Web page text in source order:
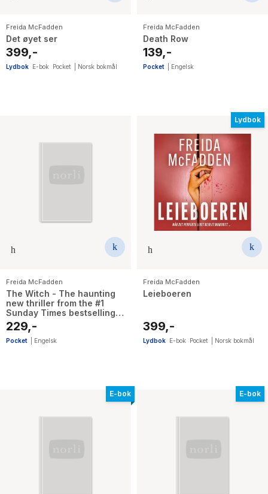
Freida McFadden
Det øyet ser
399,-
Lydbok E-bok Pocket Norsk bokmål
Freida McFadden
Death Row
139,-
Pocket Engelsk
Freida McFadden
The Witch - The haunting
new thriller from the #1
Sunday Times bestselling
author
229,-
Pocket Engelsk
Lydbok
Freida McFadden
Leieboeren
399,-
Lydbok E-bok Pocket Norsk bokmål
E-bok E-bok